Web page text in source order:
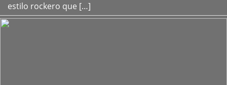
estilo rockero que […]